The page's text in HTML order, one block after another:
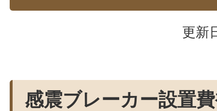
更新
感震ブレーカー設置